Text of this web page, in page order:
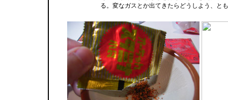
る。変なガスとか出てきたらどうしよう、と